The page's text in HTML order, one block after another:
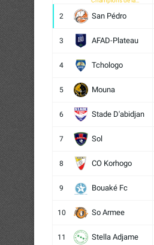
2 San Pédro
3 AFAD-Plateau
4 Tchologo
5 Mouna
6 Stade D'abidjan
7 Sol
8 CO Korhogo
9 Bouaké Fc
10 So Armee
11 Stella Adjame